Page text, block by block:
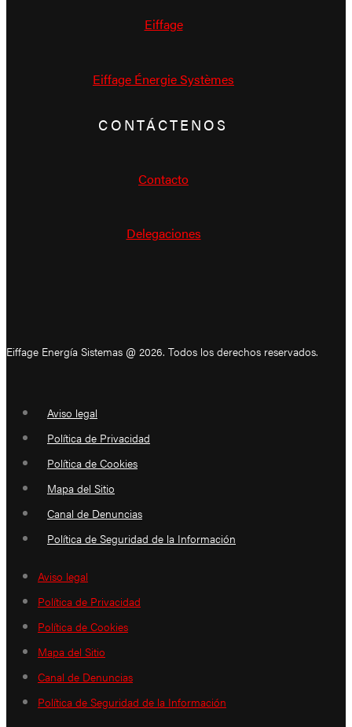
Eiffage
Eiffage Énergie Systèmes
CONTÁCTENOS
Contacto
Delegaciones
Eiffage Energía Sistemas @ 2026. Todos los derechos reservados.
Aviso legal
Política de Privacidad
Política de Cookies
Mapa del Sitio
Canal de Denuncias
Política de Seguridad de la Información
Aviso legal
Política de Privacidad
Política de Cookies
Mapa del Sitio
Canal de Denuncias
Política de Seguridad de la Información